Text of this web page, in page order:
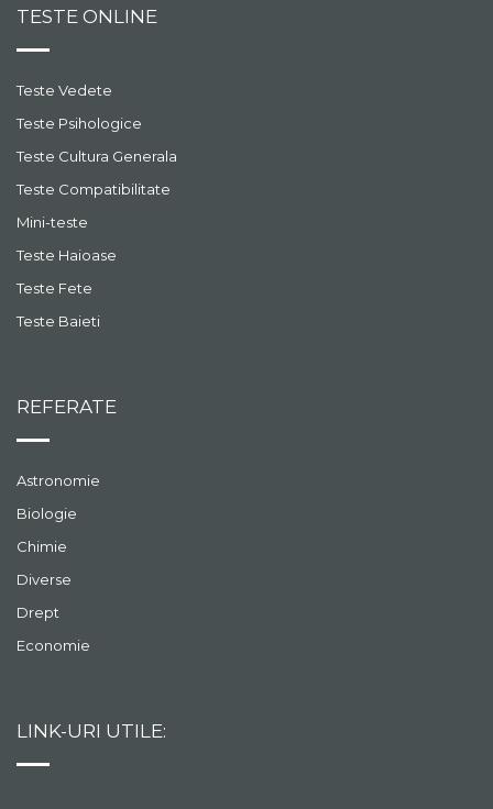
TESTE ONLINE
Teste Vedete
Teste Psihologice
Teste Cultura Generala
Teste Compatibilitate
Mini-teste
Teste Haioase
Teste Fete
Teste Baieti
REFERATE
Astronomie
Biologie
Chimie
Diverse
Drept
Economie
LINK-URI UTILE: